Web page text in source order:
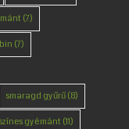
(7)
(7)
smaragd gyűrű(8)
színes gyémánt (11)